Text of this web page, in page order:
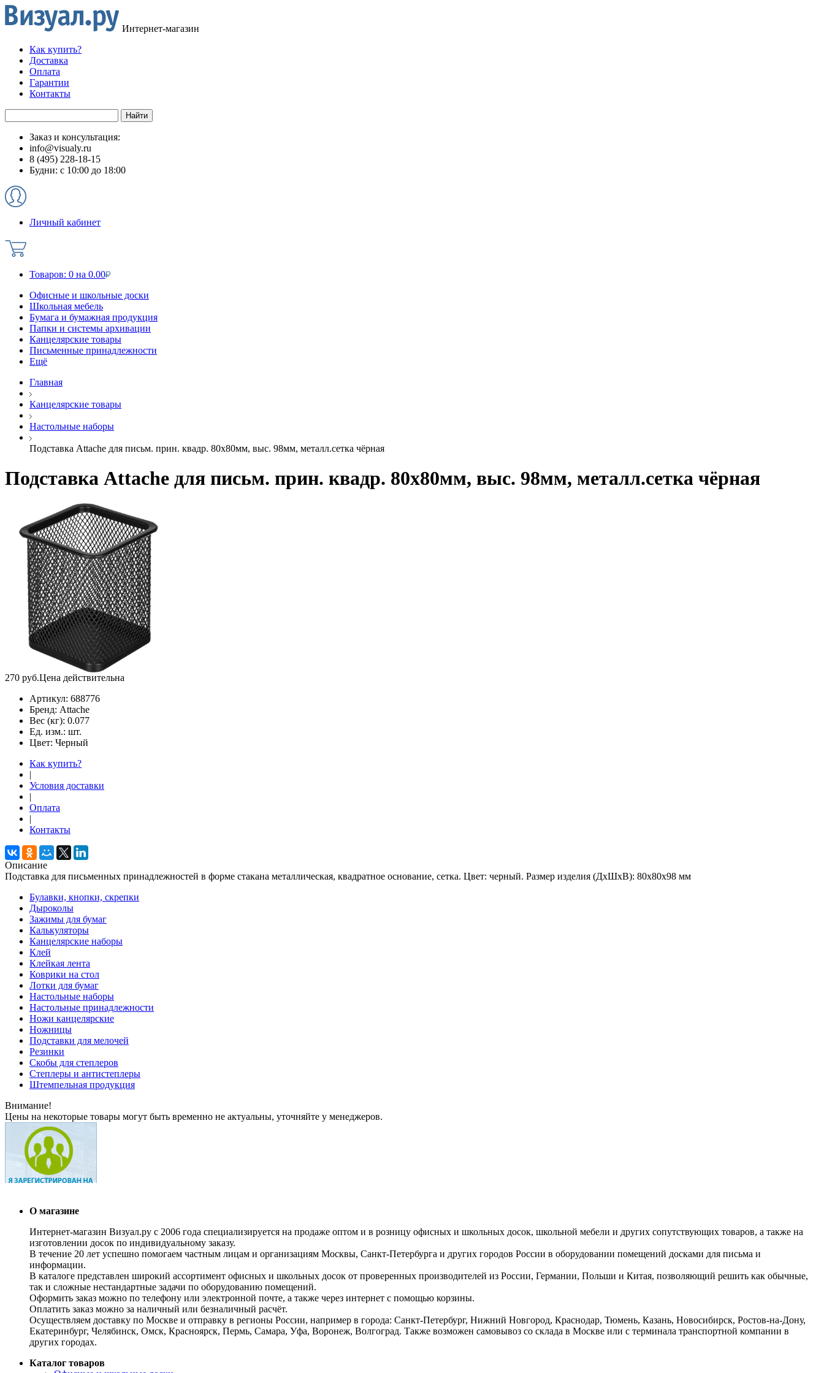
Интернет-магазин
Как купить?
Доставка
Оплата
Гарантии
Контакты
Заказ и консультация:
info@visualy.ru
8 (495) 228-18-15
Будни: с 10:00 до 18:00
Личный кабинет
Товаров: 0 на 0.00
Офисные и школьные доски
Школьная мебель
Бумага и бумажная продукция
Папки и системы архивации
Канцелярские товары
Письменные принадлежности
Ещё
Главная
Канцелярские товары
Настольные наборы
Подставка Attache для письм. прин. квадр. 80х80мм, выс. 98мм, металл.сетка чёрная
Подставка Attache для письм. прин. квадр. 80х80мм, выс. 98мм, металл.сетка чёрная
270 руб.Цена действительна
Артикул: 688776
Бренд: Attache
Вес (кг): 0.077
Ед. изм.: шт.
Цвет: Черный
Как купить?
|
Условия доставки
|
Оплата
|
Контакты
Описание
Подставка для письменных принадлежностей в форме стакана металлическая, квадратное основание, сетка. Цвет: черный. Размер изделия (ДхШхВ): 80x80x98 мм
Булавки, кнопки, скрепки
Дыроколы
Зажимы для бумаг
Калькуляторы
Канцелярские наборы
Клей
Клейкая лента
Коврики на стол
Лотки для бумаг
Настольные наборы
Настольные принадлежности
Ножи канцелярские
Ножницы
Подставки для мелочей
Резинки
Скобы для степлеров
Степлеры и антистеплеры
Штемпельная продукция
Внимание!
Цены на некоторые товары могут быть временно не актуальны, уточняйте у менеджеров.
О магазине
Интернет-магазин Визуал.ру с 2006 года специализируется на продаже оптом и в розницу офисных и школьных досок, школьной мебели и других сопутствующих товаров, а также на
изготовлении досок по индивидуальному заказу.
В течение 20 лет успешно помогаем частным лицам и организациям Москвы, Санкт-Петербурга и других городов России в оборудовании помещений досками для письма и
информации.
В каталоге представлен широкий ассортимент офисных и школьных досок от проверенных производителей из России, Германии, Польши и Китая, позволяющий решить как обычные,
так и сложные нестандартные задачи по оборудованию помещений.
Оформить заказ можно по телефону или электронной почте, а также через интернет с помощью корзины.
Оплатить заказ можно за наличный или безналичный расчёт.
Осуществляем доставку по Москве и отправку в регионы России, например в города: Санкт-Петербург, Нижний Новгород, Краснодар, Тюмень, Казань, Новосибирск, Ростов-на-Дону,
Екатеринбург, Челябинск, Омск, Красноярск, Пермь, Самара, Уфа, Воронеж, Волгоград. Также возможен самовывоз со склада в Москве или с терминала транспортной компании в
других городах.
Каталог товаров